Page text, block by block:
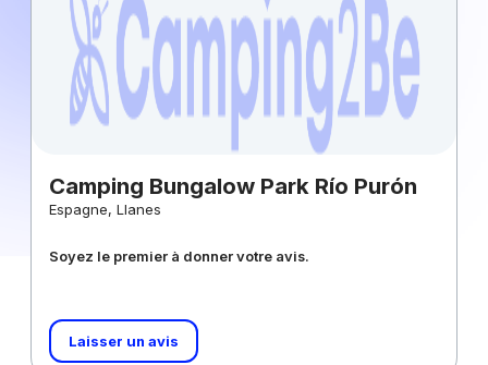
Camping Bungalow Park Río Purón
Espagne, Llanes
Soyez le premier à donner votre avis.
Laisser un avis